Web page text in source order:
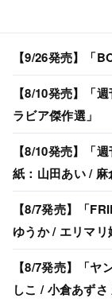
【9/26発売】「
【8/10発売】「
ラビア傑作選」
【8/10発売】「
紙：山田あい /
【8/7発売】「
ゆうか / エリマ
【8/7発売】「
しこ / 小倉あず